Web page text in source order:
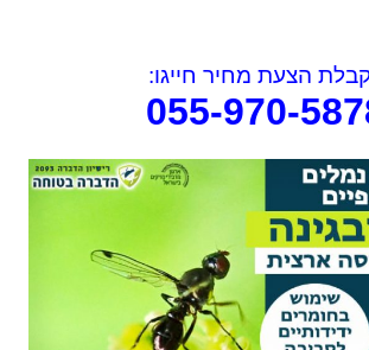
הצעת מחיר חייגו:
055-970-